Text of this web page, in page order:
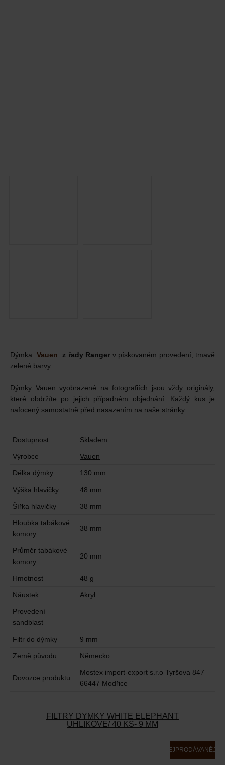
Dýmka Vauen z řady Ranger v pískovaném provedení, tmavě
zelené barvy.
Dýmky Vauen vyobrazené na fotografiích jsou vždy originály,
které obdržíte po jejich případném objednání. Každý kus je
nafocený samostatně před nasazením na naše stránky.
Dostupnost Skladem
Výrobce Vauen
Délka dýmky 130 mm
Výška hlavičky 48 mm
Šířka hlavičky 38 mm
Hloubka tabákové
komory
38 mm
Průměr tabákové
komory
20 mm
Hmotnost 48 g
Náustek Akryl
Provedení
sandblast
Filtr do dýmky 9 mm
Země původu Německo
Dovozce produktu
Mostex import-export s.r.o Tyršova 847
66447 Modřice
FILTRY DÝMKY WHITE ELEPHANT
UHLÍKOVÉ/ 40 KS- 9 MM
NEJPRODÁVANĚJŠÍ